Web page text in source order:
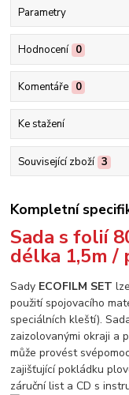
Parametry
Hodnocení 0
Komentáře 0
Ke stažení
Související zboží 3
Kompletní
Sada s folií
délka 1,5m /
Sady ECOFILM SET
použití spojovacího
speciálních kleští).
zaizolovanými okraji a
může provést
zajišťující pokládku
záruční list a CD s